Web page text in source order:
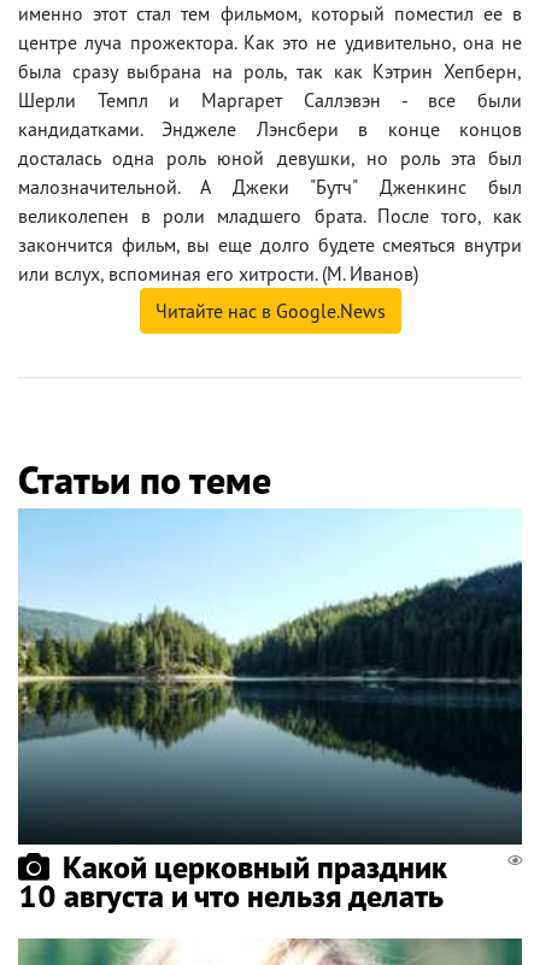
именно этот стал тем фильмом, который поместил ее в
центре луча прожектора. Как это не удивительно, она не
была сразу выбрана на роль, так как Кэтрин Хепберн,
Шерли Темпл и Маргарет Саллэвэн - все были
кандидатками. Энджеле Лэнсбери в конце концов
досталась одна роль юной девушки, но роль эта был
малозначительной. А Джеки "Бутч" Дженкинс был
великолепен в роли младшего брата. После того, как
закончится фильм, вы еще долго будете смеяться внутри
или вслух, вспоминая его хитрости. (М. Иванов)
Читайте нас в Google.News
Статьи по теме
Какой церковный праздник
10 августа и что нельзя делать